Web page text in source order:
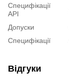
Специфікації
API
Допуски
Специфікації
Відгуки